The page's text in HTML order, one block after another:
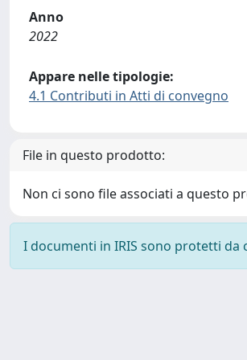
Anno
2022
Appare nelle tipologie:
4.1 Contributi in Atti di convegno
File in questo prodotto:
Non ci sono file associati a questo
I documenti in IRIS sono protetti